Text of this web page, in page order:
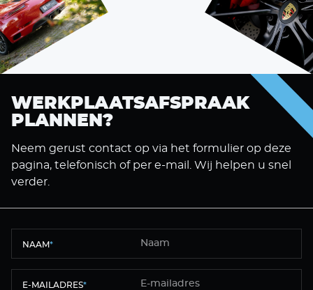
WERKPLAATSAFSPRAAK
PLANNEN?
Neem gerust contact op via het formulier op deze
pagina, telefonisch of per e-mail. Wij helpen u snel
verder.
NAAM*
E-MAILADRES*